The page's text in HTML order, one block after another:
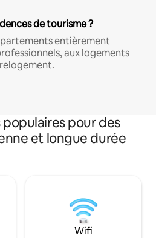
de tourisme ?
entièrement
aux logements
pour des
et longue durée
Wifi